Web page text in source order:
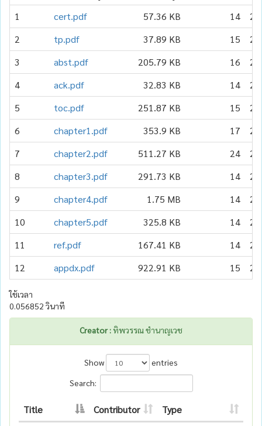
1
cert.pdf 57.36 KB 14
2
tp.pdf 37.89 KB 15
3
abst.pdf 205.79 KB 16
4
ack.pdf 32.83 KB 14
5
toc.pdf 251.87 KB 15
6
chapter1.pdf 353.9 KB 17
7
chapter2.pdf 511.27 KB 24
8
chapter3.pdf 291.73 KB 14
9
chapter4.pdf 1.75 MB 14
10
chapter5.pdf 325.8 KB 14
11
ref.pdf 167.41 KB 14
12
appdx.pdf 922.91 KB 15
ใช้เวลา
0.056852 วินาที
Creator : ทิพวรรณ ชำนาญเวช
Show
entries
Search:
Title Contributor
Type